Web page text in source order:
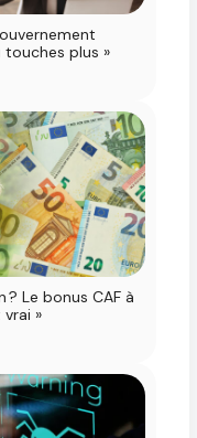
touches plus »
Le bonus CAF à
»